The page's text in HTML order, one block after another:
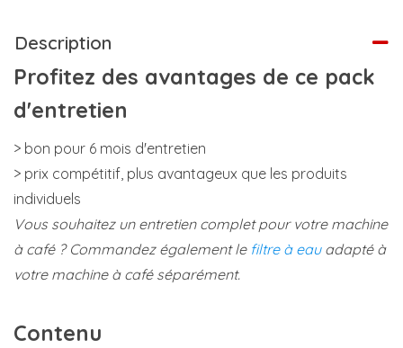
Description
Profitez des avantages de ce pack
d'entretien
> bon pour 6 mois d'entretien
> prix compétitif, plus avantageux que les produits
individuels
Vous souhaitez un entretien complet pour votre machine
à café ? Commandez également le filtre à eauadapté à
votre machine à café séparément.
Contenu